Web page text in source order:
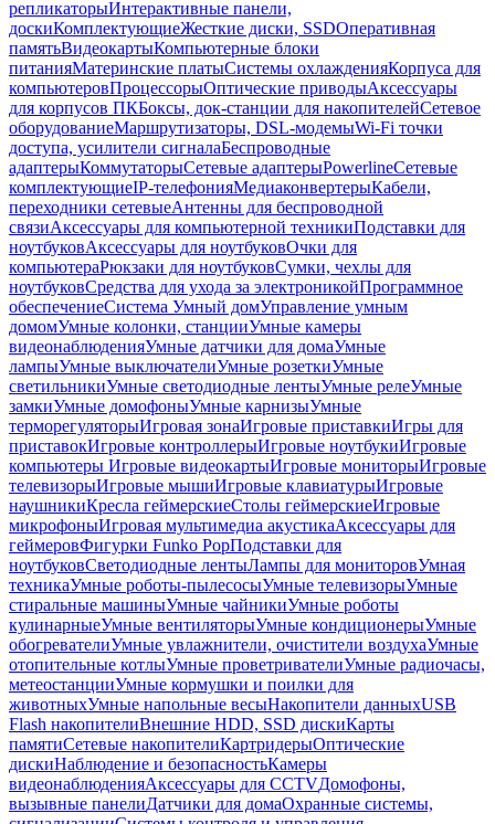
репликаторыИнтерактивные панели,
доскиКомплектующиеЖесткие диски, SSDОперативная
памятьВидеокартыКомпьютерные блоки
питанияМатеринские платыСистемы охлажденияКорпуса для
компьютеровПроцессорыОптические приводыАксессуары
для корпусов ПКБоксы, док-станции для накопителейСетевое
оборудованиеМаршрутизаторы, DSL-модемыWi-Fi точки
доступа, усилители сигналаБеспроводные
адаптерыКоммутаторыСетевые адаптерыPowerlineСетевые
комплектующиеIP-телефонияМедиаконвертерыКабели,
переходники сетевыеАнтенны для беспроводной
связиАксессуары для компьютерной техникиПодставки для
ноутбуковАксессуары для ноутбуковОчки для
компьютераРюкзаки для ноутбуковСумки, чехлы для
ноутбуковСредства для ухода за электроникойПрограммное
обеспечениеСистема Умный домУправление умным
домомУмные колонки, станцииУмные камеры
видеонаблюденияУмные датчики для домаУмные
лампыУмные выключателиУмные розеткиУмные
светильникиУмные светодиодные лентыУмные релеУмные
замкиУмные домофоныУмные карнизыУмные
терморегуляторыИгровая зонаИгровые приставкиИгры для
приставокИгровые контроллерыИгровые ноутбукиИгровые
компьютеры Игровые видеокартыИгровые мониторыИгровые
телевизорыИгровые мышиИгровые клавиатурыИгровые
наушникиКресла геймерскиеСтолы геймерскиеИгровые
микрофоныИгровая мультимедиа акустикаАксессуары для
геймеровФигурки Funko PopПодставки для
ноутбуковСветодиодные лентыЛампы для мониторовУмная
техникаУмные роботы-пылесосыУмные телевизорыУмные
стиральные машиныУмные чайникиУмные роботы
кулинарныеУмные вентиляторыУмные кондиционерыУмные
обогревателиУмные увлажнители, очистители воздухаУмные
отопительные котлыУмные проветривателиУмные радиочасы,
метеостанцииУмные кормушки и поилки для
животныхУмные напольные весыНакопители данныхUSB
Flash накопителиВнешние HDD, SSD дискиКарты
памятиСетевые накопителиКартридерыОптические
дискиНаблюдение и безопасностьКамеры
видеонаблюденияАксессуары для CCTVДомофоны,
вызывные панелиДатчики для домаОхранные системы,